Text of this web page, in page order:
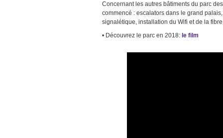
Concernant les autres bâtiments du parc
commencé : escalators dans le grand
signalétique, installation du Wifi et de la
• Découvrez le parc en 2018: le film